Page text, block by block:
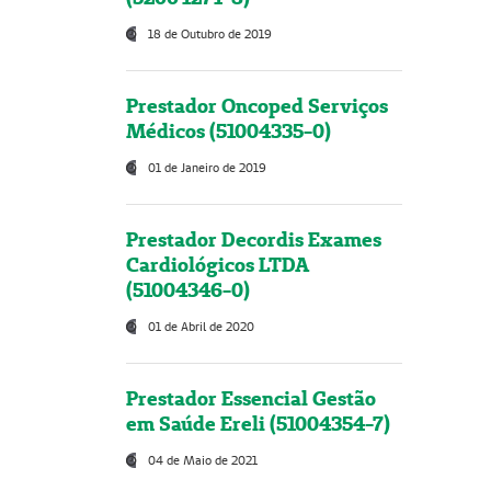
18 de Outubro de 2019
Prestador Oncoped Serviços
Médicos (51004335-0)
01 de Janeiro de 2019
Prestador Decordis Exames
Cardiológicos LTDA
(51004346-0)
01 de Abril de 2020
Prestador Essencial Gestão
em Saúde Ereli (51004354-7)
04 de Maio de 2021